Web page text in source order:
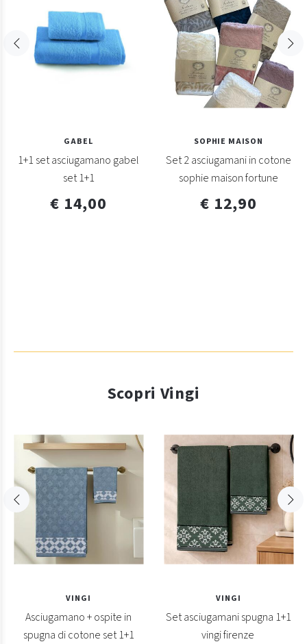
GABEL
1+1 set asciugamano gabel
set 1+1
€ 14,00
SOPHIE MAISON
Set 2 asciugamani in cotone
sophie maison fortune
€ 12,90
Scopri Vingi
VINGI
Asciugamano + ospite in
spugna di cotone set 1+1
VINGI
Set asciugamani spugna 1+1
vingi firenze